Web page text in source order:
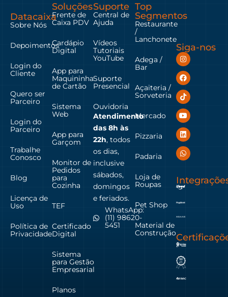
Datacaixa
Sobre Nós
Depoimentos
Login do
Cliente
Quero ser
Parceiro
Login do
Parceiro
Trabalhe
Conosco
Blog
Licença de
Uso
Política de
Privacidade
Soluções
Frente de
Caixa PDV
Cardápio
Digital
App para
Maquininha
de Cartão
Sistema
Web
App para
Garçom
Monitor de
Pedidos
para
Cozinha
TEF
Certificado
Digital
Sistema
para Gestão
Empresarial
Planos
Suporte
Central de
Ajuda
Vídeos
Tutoriais
YouTube
Suporte
Presencial
Ouvidoria
Atendimento
das 8h às
22h, todos
os dias,
inclusive
sábados,
domingos
e feriados.
WhatsApp:
(11) 98620-
5451
Top
Segmentos
Restaurante
/
Lanchonete
Adega /
Bar
Açaiteria /
Sorveteria
Mercado
Pizzaria
Padaria
Loja de
Roupas
Pet Shop
Material de
Construção
Siga-nos